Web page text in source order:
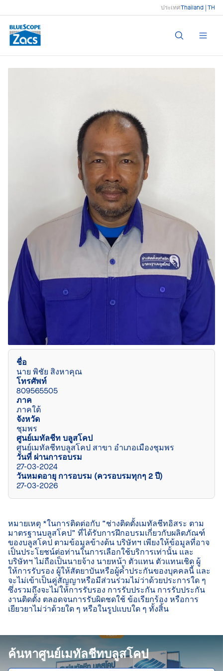
ประเทศThailand | TH
ชื่อ
นาย พิชัย สิงหาคุณ
โทรศัพท์
809565505
ภาค
ภาคใต้
จังหวัด
ชุมพร
ศูนย์เมทัลชีท บลูสโคป
ศูนย์เมทัลชีทบลูสโคป สาขา อำเภอเมืองชุมพร
วันที่ ผ่านการอบรม
27-03-2024
วันหมดอายุ การอบรม (ควรอบรมทุกๆ 2 ปี)
27-03-2026
หมายเหตุ *ในการติดต่อกับ “ช่างติดตั้งเมทัลชีทอิสระ ตาม
มาตรฐานบลูสโคป” ที่ได้รับการฝึกอบรมเกี่ยวกับผลิตภัณฑ์
ของบลูสโคป ตามข้อมูลข้างต้น บริษัทฯ เพียงให้ข้อมูลที่อาจ
เป็นประโยชน์ต่อท่านในการเลือกใช้บริการเท่านั้น และ
บริษัทฯ ไม่ถือเป็นนายจ้าง นายหน้า ตัวแทน ตัวแทนเชิด ผู้
ให้การรับรอง ผู้ให้สัตยาบันหรือผู้ค้ำประกันของบุคคลนี้ และ
จะไม่เข้าเป็นคู่สัญญาหรือมีส่วนร่วมไม่ว่าด้วยประการใด ๆ
ซึ่งรวมถึงจะไม่ให้การรับรอง การรับประกัน การรับประกัน
งานติดตั้ง ตลอดจนการรับผิดชดใช้ ข้อเรียกร้อง หรือการ
เยียวยาไม่ว่าด้วยใด ๆ หรือในรูปแบบใด ๆ ทั้งสิ้น
ค้นหาศูนย์เมทัลชีทบลูสโคป